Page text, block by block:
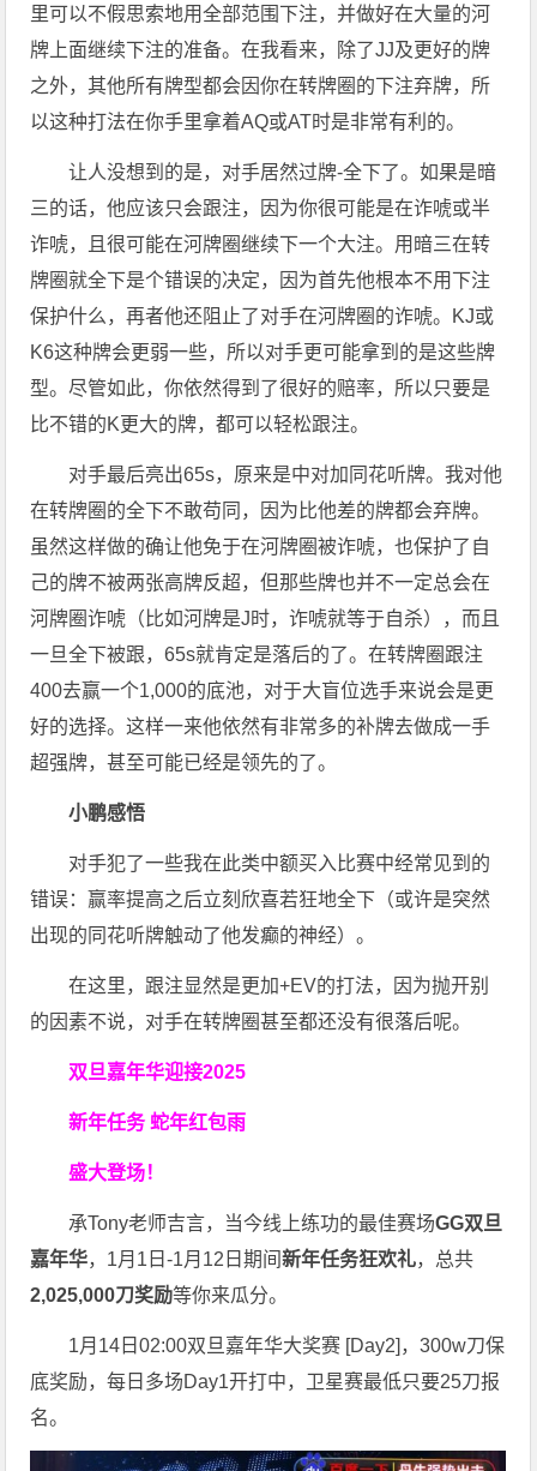
里可以不假思索地用全部范围下注，并做好在大量的河
牌上面继续下注的准备。在我看来，除了JJ及更好的牌
之外，其他所有牌型都会因你在转牌圈的下注弃牌，所
以这种打法在你手里拿着AQ或AT时是非常有利的。
让人没想到的是，对手居然过牌-全下了。如果是暗
三的话，他应该只会跟注，因为你很可能是在诈唬或半
诈唬，且很可能在河牌圈继续下一个大注。用暗三在转
牌圈就全下是个错误的决定，因为首先他根本不用下注
保护什么，再者他还阻止了对手在河牌圈的诈唬。KJ或
K6这种牌会更弱一些，所以对手更可能拿到的是这些牌
型。尽管如此，你依然得到了很好的赔率，所以只要是
比不错的K更大的牌，都可以轻松跟注。
对手最后亮出65s，原来是中对加同花听牌。我对他
在转牌圈的全下不敢苟同，因为比他差的牌都会弃牌。
虽然这样做的确让他免于在河牌圈被诈唬，也保护了自
己的牌不被两张高牌反超，但那些牌也并不一定总会在
河牌圈诈唬（比如河牌是J时，诈唬就等于自杀），而且
一旦全下被跟，65s就肯定是落后的了。在转牌圈跟注
400去赢一个1,000的底池，对于大盲位选手来说会是更
好的选择。这样一来他依然有非常多的补牌去做成一手
超强牌，甚至可能已经是领先的了。
小鹏感悟
对手犯了一些我在此类中额买入比赛中经常见到的
错误：赢率提高之后立刻欣喜若狂地全下（或许是突然
出现的同花听牌触动了他发癫的神经）。
在这里，跟注显然是更加+EV的打法，因为抛开别
的因素不说，对手在转牌圈甚至都还没有很落后呢。
双旦嘉年华迎接2025
新年任务 蛇年红包雨
盛大登场！
承Tony老师吉言，当今线上练功的最佳赛场GG双旦
嘉年华，1月1日-1月12日期间新年任务狂欢礼，总共
2,025,000刀奖励等你来瓜分。
1月14日02:00双旦嘉年华大奖赛 [Day2]，300w刀保
底奖励，每日多场Day1开打中，卫星赛最低只要25刀报
名。